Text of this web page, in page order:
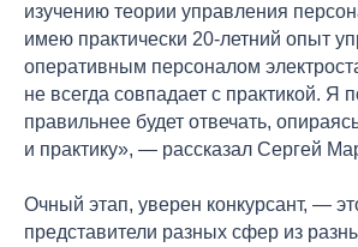
изучению теории управления
имею практически 20-летний опыт
оперативным персоналом
не всегда совпадает с практикой. Я
правильнее будет отвечать,
и практику», — рассказал Сергей
Очный этап, уверен конкурсант, —
представители разных сфер из